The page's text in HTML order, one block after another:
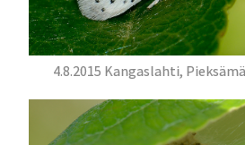
4.8.2015 Kangaslahti,